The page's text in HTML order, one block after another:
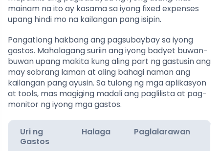
mainam na ito ay kasama sa iyong fixed expenses
upang hindi mo na kailangan pang isipin.
Pangatlong hakbang ang pagsubaybay sa iyong
gastos. Mahalagang suriin ang iyong badyet buwan-
buwan upang makita kung aling part ng gastusin ang
may sobrang laman at aling bahagi naman ang
kailangan pang ayusin. Sa tulong ng mga aplikasyon
at tools, mas magiging madali ang paglilista at pag-
monitor ng iyong mga gastos.
Uri ng
Gastos
Halaga Paglalarawan